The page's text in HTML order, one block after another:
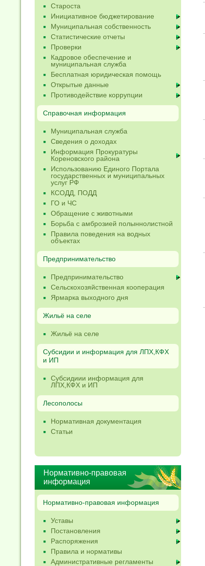
Староста
Инициативное бюджетирование
Муниципальная собственность
Статистические отчеты
Проверки
Кадровое обеспечение и
муниципальная служба
Бесплатная юридическая помощь
Открытые данные
Противодействие коррупции
Справочная информация
Муниципальная служба
Сведения о доходах
Информация Прокуратуры
Кореновского района
Использованию Единого Портала
государственных и муниципальных
услуг РФ
КСОДД, ПОДД
ГО и ЧС
Обращение с животными
Борьба с амброзией полыннолистной
Правила поведения на водных
объектах
Предпринимательство
Предпринимательство
Сельскохозяйственная кооперация
Ярмарка выходного дня
Жильё на селе
Жильё на селе
Субсидии и информация для ЛПХ,КФХ
и ИП
Субсидиии информация для
ЛПХ,КФХ и ИП
Лесополосы
Нормативная документация
Статьи
Нормативно-правовая
информация
Нормативно-правовая информация
Уставы
Постановления
Распоряжения
Правила и нормативы
Административные регламенты